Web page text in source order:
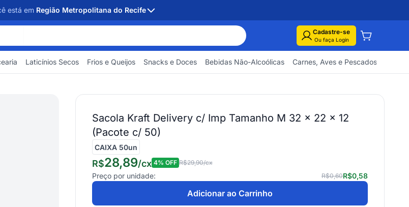
está em Região Metropolitana do Recife
Cadastre-se
Ou faça Login
Laticínios Secos Frios e Queijos Snacks e Doces Bebidas Não-Alcoólicas Carnes, Aves e Pescados
CAIXA 50un
Sacola Kraft Delivery c/ Imp Tamanho M 32 x 22 x 12
(Pacote c/ 50)
R$28,89/cx 4% OFF R$29,90/cx
Preço por unidade: R$0,60R$0,58
Adicionar ao Carrinho